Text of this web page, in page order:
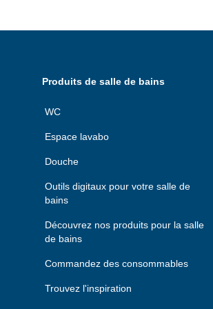
Produits de salle de bains
WC
Espace lavabo
Douche
Outils digitaux pour votre salle de
bains
Découvrez nos produits pour la salle
de bains
Commandez des consommables
Trouvez l'inspiration